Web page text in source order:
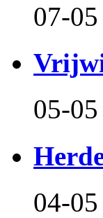
07-05
05-05
04-05